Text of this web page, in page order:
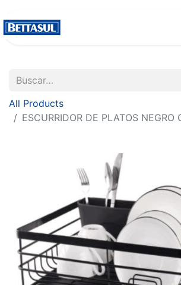
All Products
ESCURRIDOR DE PLATOS NEGRO